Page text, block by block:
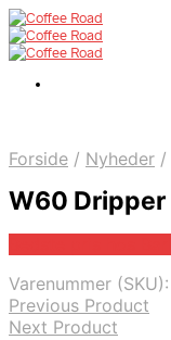
Forside / Nyheder /
W60 Dripper
Varenummer (SKU):
Previous Product
Next Product